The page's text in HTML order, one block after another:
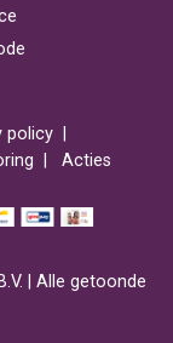
policy
Acties
| Alle getoonde